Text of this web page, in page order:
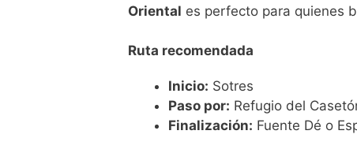
Oriental es perfecto para quienes
Ruta recomendada
Inicio: Sotres
Paso por: Refugio del
Finalización: Fuente Dé o